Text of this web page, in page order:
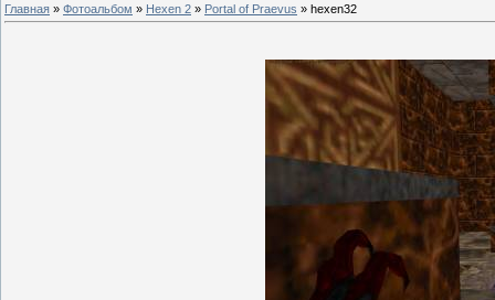
Главная » Фотоальбом » Hexen 2 » Portal of Praevus » hexen32